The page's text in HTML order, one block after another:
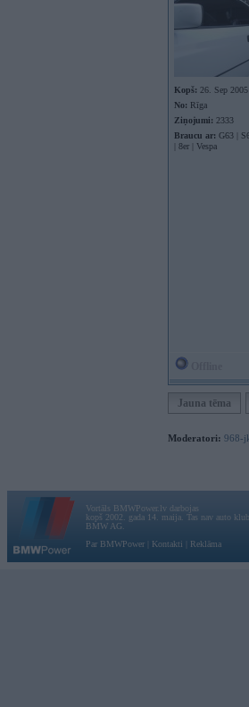
Kopš: 26. Sep 2005
No: Rīga
Ziņojumi: 2333
Braucu ar: G63 |
| 8er | Vespa
Jauna tēma
Moderatori: 968-
Vortāls BMWPower.lv darbojas
kopš 2002. gada 14. maija. Tas nav auto
BMW AG.
Par BMWPower
Kontakti Reklāma